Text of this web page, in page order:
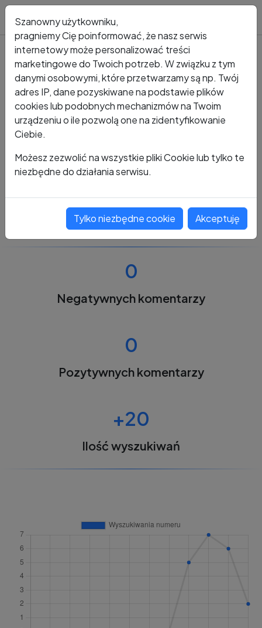
Kto dzwonił? Numer +48 487 287 117
+48 487 287 117
0
Negatywnych komentarzy
0
Pozytywnych komentarzy
+20
Ilość wyszukiwań
Szanowny użytkowniku,
pragniemy Cię poinformować, że nasz serwis
internetowy może personalizować treści
marketingowe do Twoich potrzeb. W związku z tym
danymi osobowymi, które przetwarzamy są np. Twój
adres IP, dane pozyskiwane na podstawie plików
cookies lub podobnych mechanizmów na Twoim
urządzeniu o ile pozwolą one na zidentyfikowanie
Ciebie.
Możesz zezwolić na wszystkie pliki Cookie lub tylko te
niezbędne do działania serwisu.
Tylko niezbędne cookie Akceptuję